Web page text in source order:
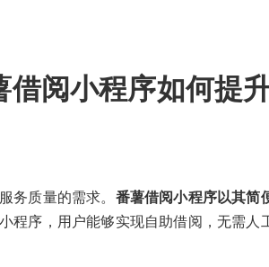
阅小程序如何提
务质量的需求。 番薯借阅小程序以其简
程序，用户能够实现自助借阅，无需人